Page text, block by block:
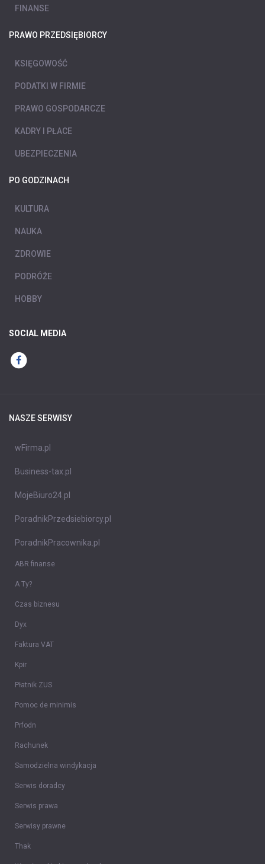
FINANSE
PRAWO PRZEDSIĘBIORCY
KSIĘGOWOŚĆ
PODATKI W FIRMIE
PRAWO GOSPODARCZE
KADRY I PŁACE
UBEZPIECZENIA
PO GODZINACH
KULTURA
NAUKA
ZDROWIE
PODRÓŻE
HOBBY
SOCIAL MEDIA
NASZE SERWISY
wFirma.pl
Business-tax.pl
MojeBiuro24.pl
PoradnikPrzedsiebiorcy.pl
PoradnikPracownika.pl
ABR finanse
A Ty?
Czas biznesu
Dyx
Faktura VAT
Kpir
Płatnik ZUS
Pomoc de minimis
Prfodn
Rachunek
Samodzielna windykacja
Serwis doradcy
Serwis prawa
Serwisy prawne
Thak